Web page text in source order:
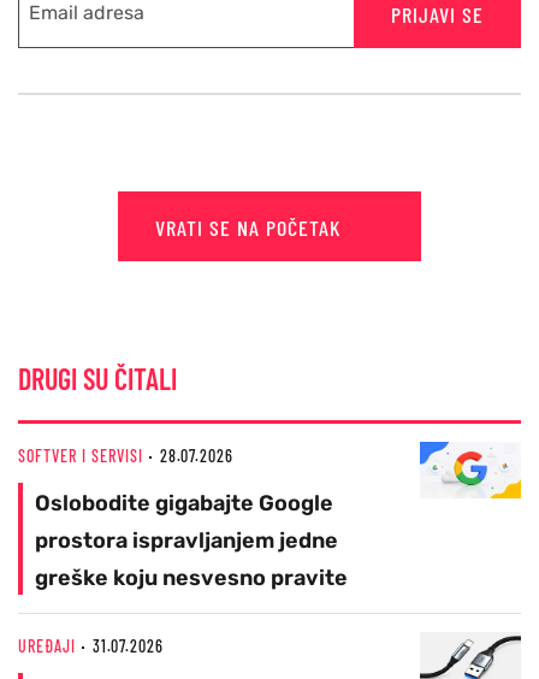
PRIJAVI SE
VRATI SE NA POČETAK
DRUGI SU ČITALI
SOFTVER I SERVISI 28.07.2026
Oslobodite gigabajte Google
prostora ispravljanjem jedne
greške koju nesvesno pravite
UREĐAJI 31.07.2026